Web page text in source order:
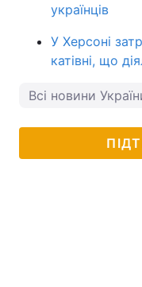
українців
У Херсоні
катівні, що
Всі новини